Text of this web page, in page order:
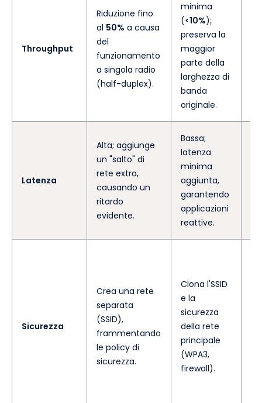
Throughput
Riduzione fino
al 50% a causa
del
funzionamento
a singola radio
(half-duplex).
minima
(<10%);
preserva la
maggior
parte della
larghezza di
banda
originale.
Latenza
Alta; aggiunge
un "salto" di
rete extra,
causando un
ritardo
evidente.
Bassa;
latenza
minima
aggiunta,
garantendo
applicazioni
reattive.
Sicurezza
Crea una rete
separata
(SSID),
frammentando
le policy di
sicurezza.
Clona l'SSID
e la
sicurezza
della rete
principale
(WPA3,
firewall).